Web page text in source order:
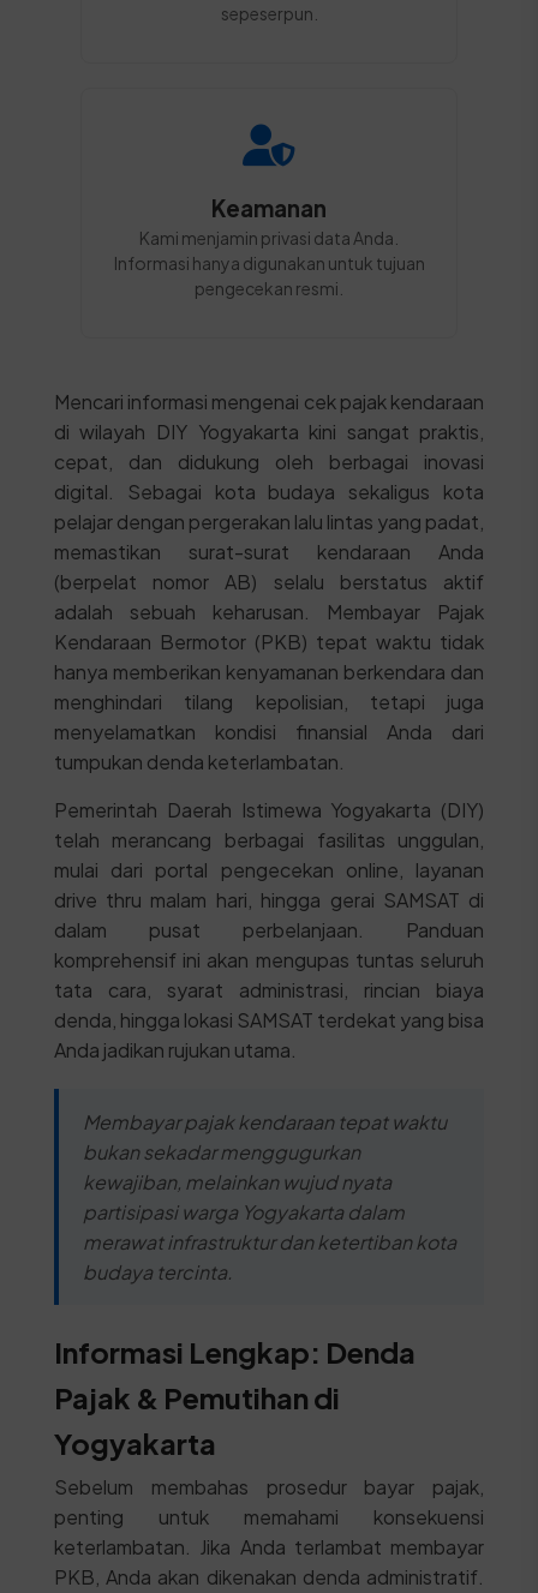
sepeserpun.
Keamanan
Kami menjamin privasi data Anda.
Informasi hanya digunakan untuk tujuan
pengecekan resmi.
Mencari informasi mengenai cek pajak kendaraan
di wilayah DIY Yogyakarta kini sangat praktis,
cepat, dan didukung oleh berbagai inovasi
digital. Sebagai kota budaya sekaligus kota
pelajar dengan pergerakan lalu lintas yang padat,
memastikan surat-surat kendaraan Anda
(berpelat nomor AB) selalu berstatus aktif
adalah sebuah keharusan. Membayar Pajak
Kendaraan Bermotor (PKB) tepat waktu tidak
hanya memberikan kenyamanan berkendara dan
menghindari tilang kepolisian, tetapi juga
menyelamatkan kondisi finansial Anda dari
tumpukan denda keterlambatan.
Pemerintah Daerah Istimewa Yogyakarta (DIY)
telah merancang berbagai fasilitas unggulan,
mulai dari portal pengecekan online, layanan
drive thru malam hari, hingga gerai SAMSAT di
dalam pusat perbelanjaan. Panduan
komprehensif ini akan mengupas tuntas seluruh
tata cara, syarat administrasi, rincian biaya
denda, hingga lokasi SAMSAT terdekat yang bisa
Anda jadikan rujukan utama.
Membayar pajak kendaraan tepat waktu
bukan sekadar menggugurkan
kewajiban, melainkan wujud nyata
partisipasi warga Yogyakarta dalam
merawat infrastruktur dan ketertiban kota
budaya tercinta.
Informasi Lengkap: Denda
Pajak & Pemutihan di
Yogyakarta
Sebelum membahas prosedur bayar pajak,
penting untuk memahami konsekuensi
keterlambatan. Jika Anda terlambat membayar
PKB, Anda akan dikenakan denda administratif.